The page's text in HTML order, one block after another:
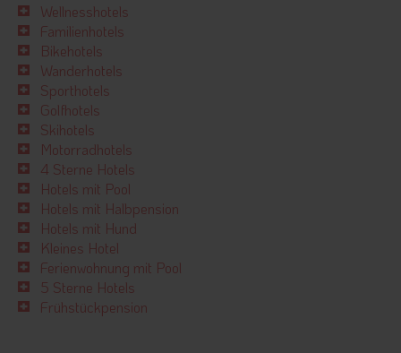
Wellnesshotels
Familienhotels
Bikehotels
Wanderhotels
Sporthotels
Golfhotels
Skihotels
Motorradhotels
4 Sterne Hotels
Hotels mit Pool
Hotels mit Halbpension
Hotels mit Hund
Kleines Hotel
Ferienwohnung mit Pool
5 Sterne Hotels
Frühstückpension